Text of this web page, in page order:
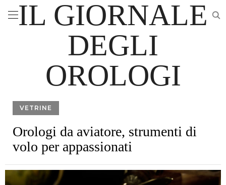
IL GIORNALE
DEGLI
OROLOGI
VETRINE
Orologi da aviatore, strumenti di
volo per appassionati